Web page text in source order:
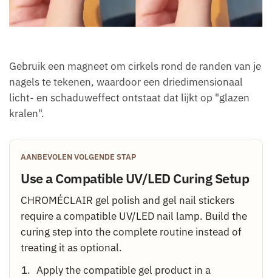
Gebruik een magneet om cirkels rond de randen van je
nagels te tekenen, waardoor een driedimensionaal
licht- en schaduweffect ontstaat dat lijkt op "glazen
kralen".
AANBEVOLEN VOLGENDE STAP
Use a Compatible UV/LED Curing Setup
CHROMÉCLAIR gel polish and gel nail stickers
require a compatible UV/LED nail lamp. Build the
curing step into the complete routine instead of
treating it as optional.
Apply the compatible gel product in a